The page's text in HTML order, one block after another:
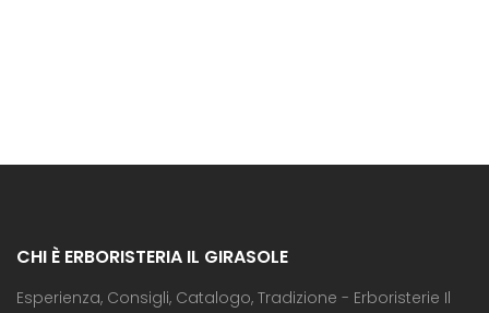
CHI È ERBORISTERIA IL GIRASOLE
Esperienza, Consigli, Catalogo, Tradizione - Erboristerie Il